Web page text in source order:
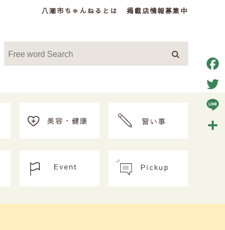
八潮市ちゃんねるとは 掲載店情報募集中
Line